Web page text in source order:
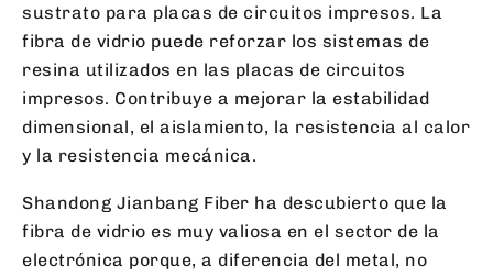
sustrato para placas de circuitos impresos. La
fibra de vidrio puede reforzar los sistemas de
resina utilizados en las placas de circuitos
impresos. Contribuye a mejorar la estabilidad
dimensional, el aislamiento, la resistencia al calor
y la resistencia mecánica.
Shandong Jianbang Fiber ha descubierto que la
fibra de vidrio es muy valiosa en el sector de la
electrónica porque, a diferencia del metal, no